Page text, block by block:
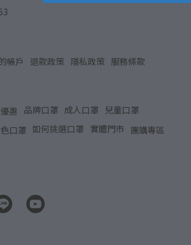
帳戶 退款政策 隱私政策 服務條款
惠 品牌口罩 成人口罩
兒童口罩
口罩 如何挑選口罩 實體門市 團購專區